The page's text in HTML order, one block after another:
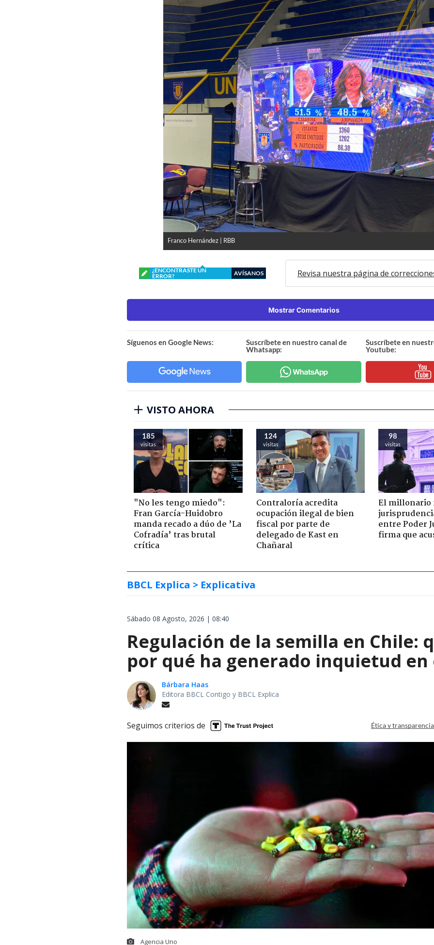
Franco Hernández | RBB
¿ENCONTRASTE UN
ERROR?
AVÍSANOS Revisa nuestra página de
Mostrar Comentarios
Síguenos en Google News:
Suscríbete en nuestro canal de
Whatsapp:
Suscríbete en
Youtube:
VISTO AHORA
185
visitas
"No les tengo miedo":
Fran García-Huidobro
manda recado a dúo de ’La
Cofradía’ tras brutal
crítica
124
visitas
Contraloría acredita
ocupación ilegal de bien
fiscal por parte de
delegado de Kast en
Chañaral
98
visitas
El millonario
entre Poder
firma que
BBCL Explica > Explicativa
Sábado 08 Agosto, 2026 | 08:40
Regulación de la semilla en Chile:
por qué ha generado inquietud en
Bárbara Haas
Editora BBCL Contigo y BBCL Explica
Seguimos criterios de Ética y
Agencia Uno